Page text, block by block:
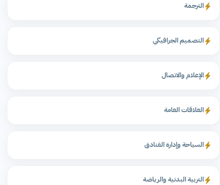
الترجمة
التصميم الجرافيكي
الإعلام والاتصال
العلاقات العامة
السياحة وإدارة الفنادق
التربية البدنية والرياضة